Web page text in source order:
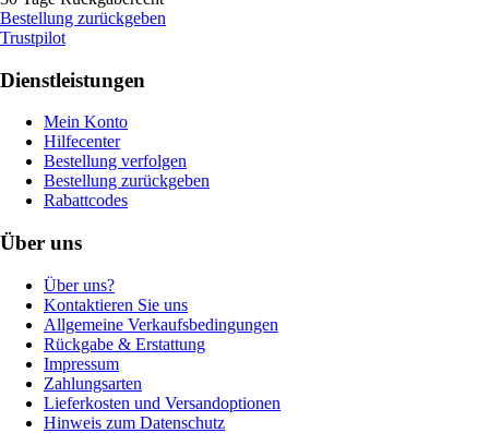
Bestellung zurückgeben
Trustpilot
Dienstleistungen
Mein Konto
Hilfecenter
Bestellung verfolgen
Bestellung zurückgeben
Rabattcodes
Über uns
Über uns?
Kontaktieren Sie uns
Allgemeine Verkaufsbedingungen
Rückgabe & Erstattung
Impressum
Zahlungsarten
Lieferkosten und Versandoptionen
Hinweis zum Datenschutz